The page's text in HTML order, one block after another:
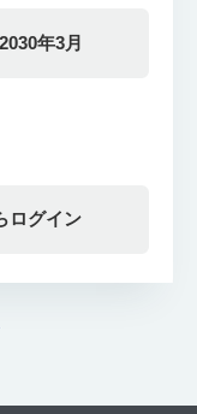
2030年3月
ログイン